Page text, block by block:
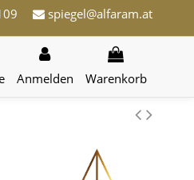
spiegel@alfaram.at
Anmelden Warenkorb